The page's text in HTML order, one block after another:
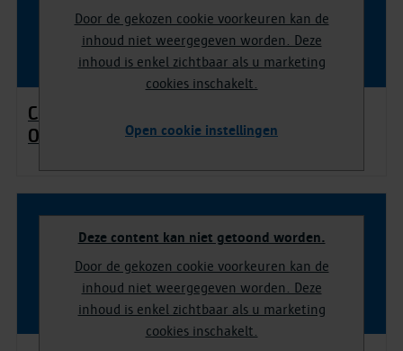
Door de gekozen cookie voorkeuren kan de
inhoud niet weergegeven worden. Deze
inhoud is enkel zichtbaar als u marketing
cookies inschakelt.
Open cookie instellingen
Calvinistische tempel in Rubenstuin.
Opgraving 2023
Deze content kan niet getoond worden.
Door de gekozen cookie voorkeuren kan de
inhoud niet weergegeven worden. Deze
inhoud is enkel zichtbaar als u marketing
cookies inschakelt.